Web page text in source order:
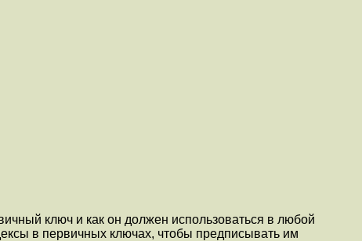
ключ и как он должен использоваться в любой
в первичных ключах, чтобы предписывать им